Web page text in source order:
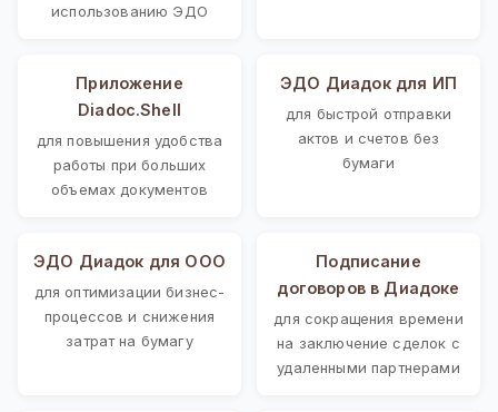
использованию ЭДО
Приложение
Diadoc.Shell
для повышения удобства
работы при больших
объемах документов
ЭДО Диадок для ИП
для быстрой отправки
актов и счетов без
бумаги
ЭДО Диадок для ООО
для оптимизации бизнес-
процессов и снижения
затрат на бумагу
Подписание
договоров в Диадоке
для сокращения времени
на заключение сделок с
удаленными партнерами